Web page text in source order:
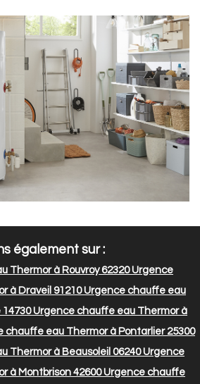
également sur :
Thermor à Rouvroy 62320Urgence
à Draveil 91210Urgence chauffe eau
14730Urgence chauffe eau Thermor à
chauffe eau Thermor à Pontarlier 25300
Thermor à Beausoleil 06240Urgence
à Montbrison 42600Urgence chauffe